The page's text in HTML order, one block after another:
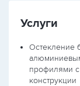
Услуги
Остекление
профилями
конструкции